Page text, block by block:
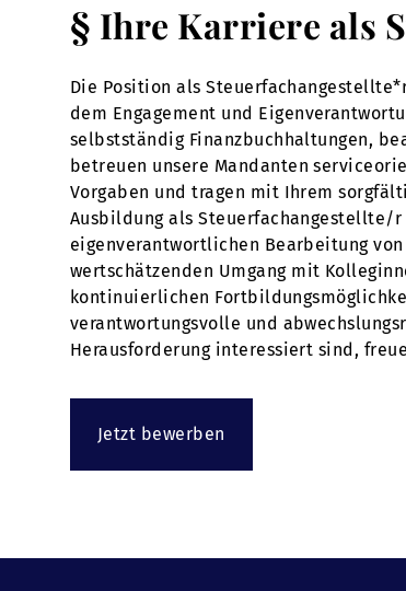
§ Ihre Karriere als
Die Position als
dem Engagement und
selbstständig Finanzbuchhaltungen,
betreuen unsere Mandanten
Vorgaben und tragen mit Ihrem
Ausbildung als
eigenverantwortlichen Bearbeitung
wertschätzenden Umgang mit
kontinuierlichen
verantwortungsvolle und
Herausforderung interessiert sind,
Jetzt bewerben